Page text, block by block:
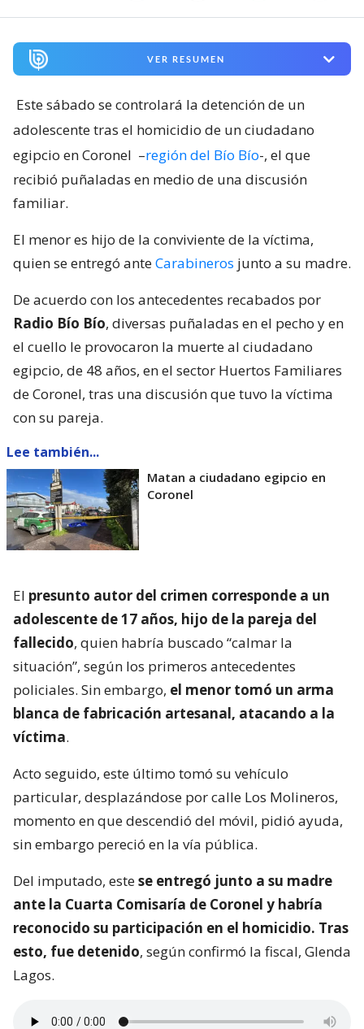
VER RESUMEN
Este sábado se controlará la detención de un
adolescente tras el homicidio de un ciudadano
egipcio en Coronel –región del Bío Bío-, el que
recibió puñaladas en medio de una discusión
familiar.
El menor es hijo de la conviviente de la víctima,
quien se entregó anteCarabineros junto a su madre.
De acuerdo con los antecedentes recabados por
Radio Bío Bío, diversas puñaladas en el pecho y en
el cuello le provocaron la muerte al ciudadano
egipcio, de 48 años, en el sector Huertos Familiares
de Coronel, tras una discusión que tuvo la víctima
con su pareja.
Lee también...
Matan a ciudadano egipcio en
Coronel
El presunto autor del crimen corresponde a un
adolescente de 17 años, hijo de la pareja del
fallecido, quien habría buscado “calmar la
situación”, según los primeros antecedentes
policiales. Sin embargo, el menor tomó un arma
blanca de fabricación artesanal, atacando a la
víctima.
Acto seguido, este último tomó su vehículo
particular, desplazándose por calle Los Molineros,
momento en que descendió del móvil, pidió ayuda,
sin embargo pereció en la vía pública.
Del imputado, estese entregó junto a su madre
ante la Cuarta Comisaría de Coronel y habría
reconocido su participación en el homicidio. Tras
esto, fue detenido, según confirmó la fiscal, Glenda
Lagos.